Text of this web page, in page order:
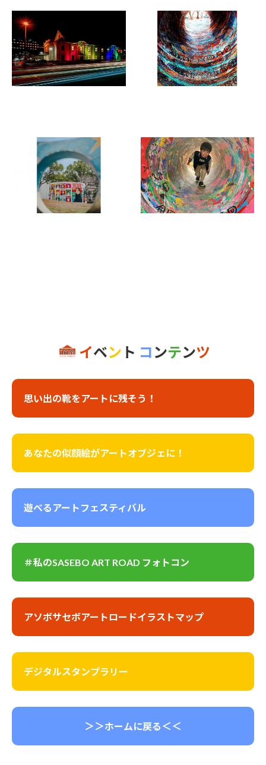
イベン ト コ ンテンツ
思い出の靴をアートに残そう！
あなたの似顔絵がアートオブジェに！
遊べるアートフェスティバル
＃私のSASEBO ART ROAD フォトコン
アソボサセボアートロードイラストマップ
デジタルスタンプラリー
＞＞ホームに戻る ＜＜